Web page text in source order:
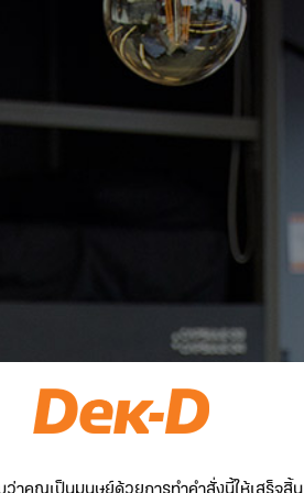
ว่าคุณเป็นมนุษย์ด้วยการทำคำสั่งนี้ให้เสร็จสิ้น